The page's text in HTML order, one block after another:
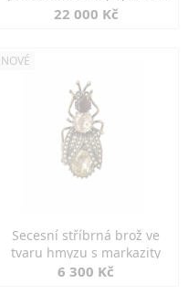
diamanty
22 000 Kč
NOVÉ
Secesní stříbrná brož ve
tvaru hmyzu s markazity
6 300 Kč